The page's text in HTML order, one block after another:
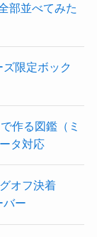
部並べてみた
ズ限定ボック
作る図鑑（ミ
タ対応
グオフ決着
バー